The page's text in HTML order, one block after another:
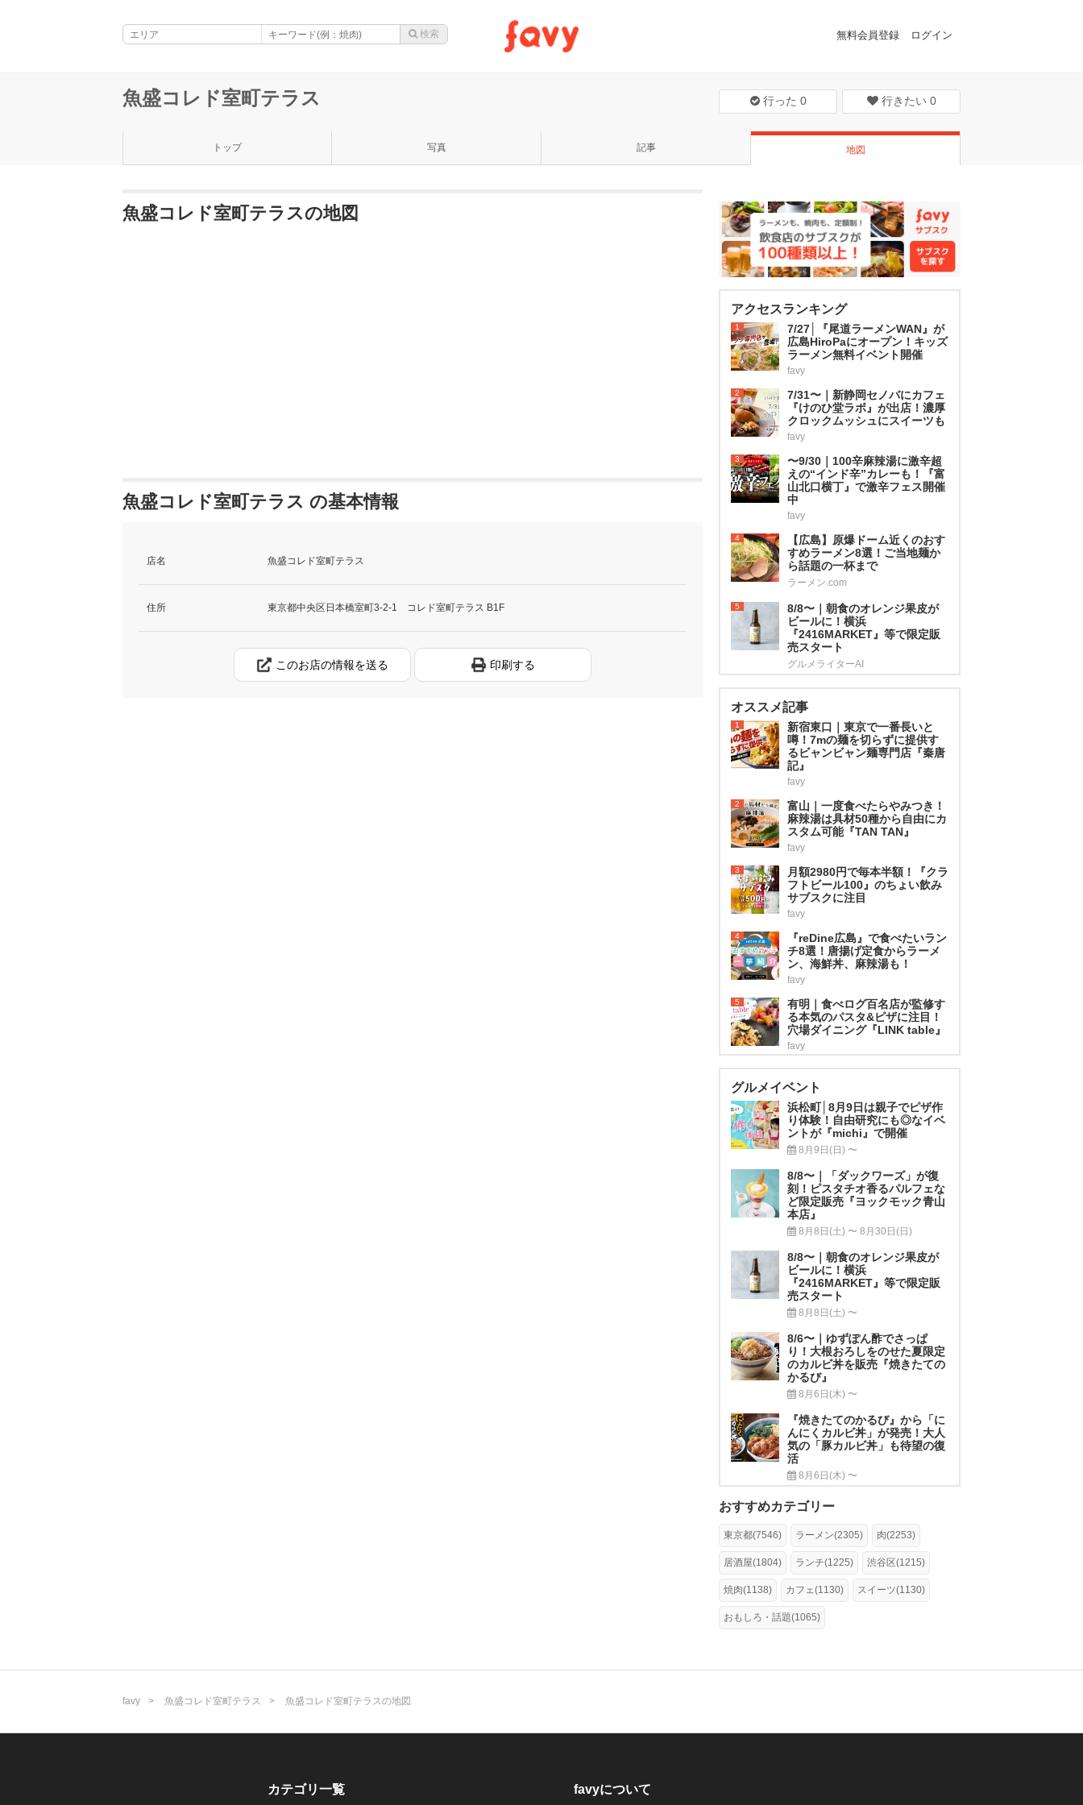
無料会員登録 ログイン
魚盛コレド室町テラス 行った 0 行きたい 0
トップ 写真 記事 地図
魚盛コレド室町テラスの地図
魚盛コレド室町テラス の基本情報
店名 魚盛コレド室町テラス
住所 東京都中央区日本橋室町3-2-1 コレド室町テラス B1F
このお店の情報を送る 印刷する
アクセスランキング
1
7/27│『尾道ラーメンWAN』が
広島HiroPaにオープン！キッズ
ラーメン無料イベント開催
favy
2
7/31〜｜新静岡セノバにカフェ
『けのひ堂ラボ』が出店！濃厚
クロックムッシュにスイーツも
favy
3
〜9/30｜100辛麻辣湯に激辛超
えの“インド辛”カレーも！『富
山北口横丁』で激辛フェス開催
中
favy
4
【広島】原爆ドーム近くのおす
すめラーメン8選！ご当地麺か
ら話題の一杯まで
ラーメン.com
5
8/8〜｜朝食のオレンジ果皮が
ビールに！横浜
『2416MARKET』等で限定販
売スタート
グルメライターAI
オススメ記事
1
新宿東口｜東京で一番長いと
噂！7mの麺を切らずに提供す
るビャンビャン麺専門店『秦唐
記』
favy
2
富山｜一度食べたらやみつき！
麻辣湯は具材50種から自由にカ
スタム可能『TAN TAN』
favy
3
月額2980円で毎本半額！『クラ
フトビール100』のちょい飲み
サブスクに注目
favy
4
『reDine広島』で食べたいラン
チ8選！唐揚げ定食からラーメ
ン、海鮮丼、麻辣湯も！
favy
5
有明｜食べログ百名店が監修す
る本気のパスタ&ピザに注目！
穴場ダイニング『LINK table』
favy
グルメイベント
浜松町│8月9日は親子でピザ作
り体験！自由研究にも◎なイベ
ントが『michi』で開催
8月9日(日) 〜
8/8〜｜「ダックワーズ」が復
刻！ピスタチオ香るパルフェな
ど限定販売『ヨックモック青山
本店』
8月8日(土) 〜 8月30日(日)
8/8〜｜朝食のオレンジ果皮が
ビールに！横浜
『2416MARKET』等で限定販
売スタート
8月8日(土) 〜
8/6〜｜ゆずぽん酢でさっぱ
り！大根おろしをのせた夏限定
のカルビ丼を販売『焼きたての
かるび』
8月6日(木) 〜
『焼きたてのかるび』から「に
んにくカルビ丼」が発売！大人
気の「豚カルビ丼」も待望の復
活
8月6日(木) 〜
おすすめカテゴリー
東京都(7546) ラーメン(2305) 肉(2253)
居酒屋(1804) ランチ(1225) 渋谷区(1215)
焼肉(1138) カフェ(1130) スイーツ(1130)
おもしろ・話題(1065)
favy 魚盛コレド室町テラス 魚盛コレド室町テラスの地図
カテゴリ一覧 favyについて